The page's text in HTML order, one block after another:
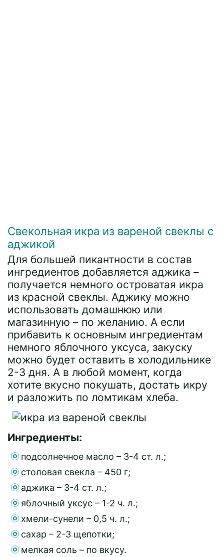
Свекольная икра из вареной свеклы с
аджикой
Для большей пикантности в состав
ингредиентов добавляется аджика –
получается немного островатая икра
из красной свеклы. Аджику можно
использовать домашнюю или
магазинную – по желанию. А если
прибавить к основным ингредиентам
немного яблочного уксуса, закуску
можно будет оставить в холодильнике
2-3 дня. А в любой момент, когда
хотите вкусно покушать, достать икру
и разложить по ломтикам хлеба.
Ингредиенты:
подсолнечное масло – 3-4 ст. л.;
столовая свекла – 450 г;
аджика – 3-4 ст. л.;
яблочный уксус – 1-2 ч. л.;
хмели-сунели – 0,5 ч. л.;
сахар – 2-3 щепотки;
мелкая соль – по вкусу.